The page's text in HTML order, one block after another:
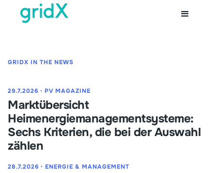
GRIDX IN THE NEWS
29.7.2026 ⋅ PV MAGAZINE
Marktübersicht
Heimenergiemanagementsysteme:
Sechs Kriterien, die bei der Auswahl
zählen
28.7.2026 ⋅ ENERGIE & MANAGEMENT